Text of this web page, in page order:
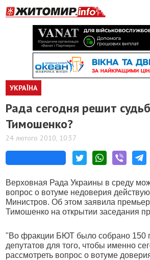
УКРАЇНА
Рада сегодня решит
Тимошенко?
24 лютого 2010, 10:37
Верховная Рада Украины в среду
вопрос о вотуме недоверия
Министров. Об этом заявила
Тимошенко на открытии заседания
"Во фракции БЮТ было собрано 150
депутатов для того, чтобы именно
рассмотреть вопрос о вотуме